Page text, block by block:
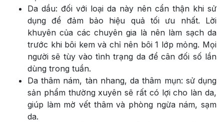
Da dầu: đối với loại da này nên cẩn thận khi sử
dụng để đảm bảo hiệu quả tối ưu nhất. Lời
khuyên của các chuyên gia là nên làm sạch da
trước khi bôi kem và chỉ nên bôi 1 lớp mỏng. Mọi
người sẽ tùy vào tình trạng da để cân đối số lần
dùng trong tuần.
Da thâm nám, tàn nhang, da thâm mụn: sử dụng
sản phẩm thường xuyên sẽ rất có lợi cho làn da,
giúp làm mờ vết thâm và phòng ngừa nám, sạm
da.